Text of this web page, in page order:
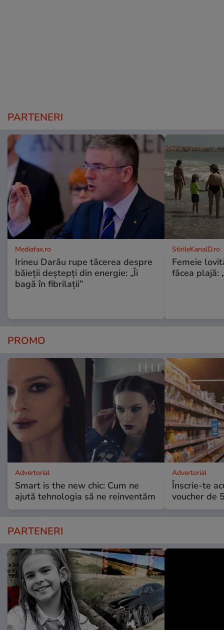
PARTENERI
Mediafax.ro
Irineu Darău rupe tăcerea despre
băieții deștepți din energie: „Îi
bagă în fibrilații”
StirileKanalD.ro
Femeie
făcea plajă:
PROMO
Advertorial
Smart is the new chic: Cum ne
ajută tehnologia să ne reinventăm
Advertorial
Înscrie-te
voucher de
PARTENERI